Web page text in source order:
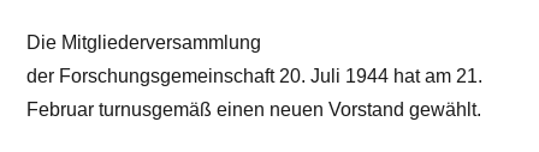
Die Mitgliederversammlung
der Forschungsgemeinschaft 20. Juli 1944 hat am 21.
Februar turnusgemäß einen neuen Vorstand gewählt.